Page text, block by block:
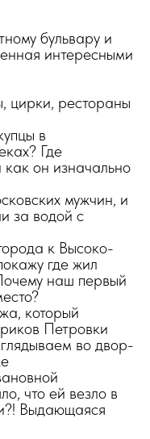
бульвару и
интересными
цирки, рестораны
в
Где
он изначально
мужчин, и
за водой с
к Высоко-
где жил
наш первый
который
Петровки
во двор-
что ей везло в
Выдающаяся